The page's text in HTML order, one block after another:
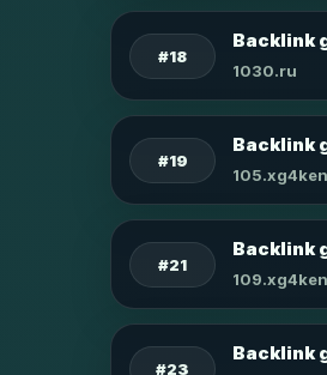
#18
Backlink
1030.ru
#19
Backlink
#21
Backlink
#23
Backlink